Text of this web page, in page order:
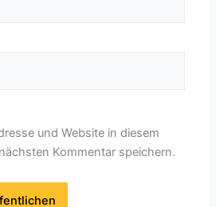
und Website in diesem
Kommentar speichern.